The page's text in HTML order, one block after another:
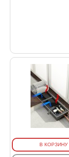
В КОРЗИНУ